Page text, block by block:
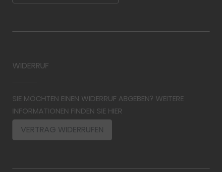
WIDERRUF
SIE MÖCHTEN EINEN WIDERRUF ABGEBEN? WEITERE
INFORMATIONEN FINDEN SIE HIER
VERTRAG WIDERRUFEN